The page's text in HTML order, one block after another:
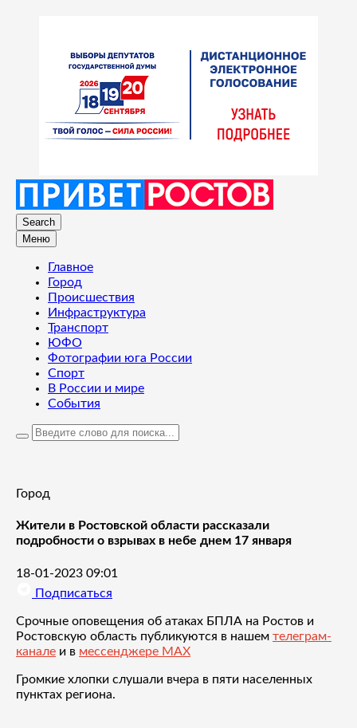
Search
Меню
Главное
Город
Происшествия
Инфраструктура
Транспорт
ЮФО
Фотографии юга России
Спорт
В России и мире
События
Город
Жители в Ростовской области рассказали
подробности о взрывах в небе днем 17 января
18-01-2023 09:01
Подписаться
Срочные оповещения об атаках БПЛА на Ростов и
Ростовскую область публикуются в нашем телеграм-
канале и в мессенджере MAX
Громкие хлопки слушали вчера в пяти населенных
пунктах региона.